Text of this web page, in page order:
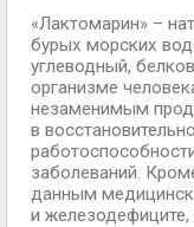
«Лактомарин» –
бурых морских
углеводный,
организме
незаменимым
в
заболеваний.
данным
и железодефиците,